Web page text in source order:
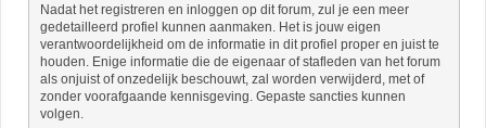
Nadat het registreren en inloggen op dit forum, zul je een meer
gedetailleerd profiel kunnen aanmaken. Het is jouw eigen
verantwoordelijkheid om de informatie in dit profiel proper en juist te
houden. Enige informatie die de eigenaar of stafleden van het forum
als onjuist of onzedelijk beschouwt, zal worden verwijderd, met of
zonder voorafgaande kennisgeving. Gepaste sancties kunnen
volgen.